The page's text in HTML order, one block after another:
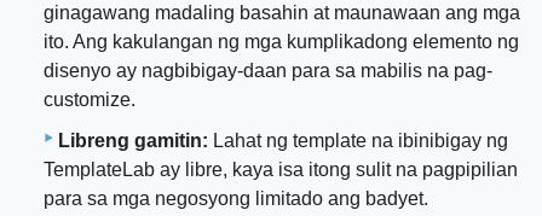
ginagawang madaling basahin at maunawaan ang mga
ito. Ang kakulangan ng mga kumplikadong elemento ng
disenyo ay nagbibigay-daan para sa mabilis na pag-
customize.
Libreng gamitin: Lahat ng template na ibinibigay ng
TemplateLab ay libre, kaya isa itong sulit na pagpipilian
para sa mga negosyong limitado ang badyet.